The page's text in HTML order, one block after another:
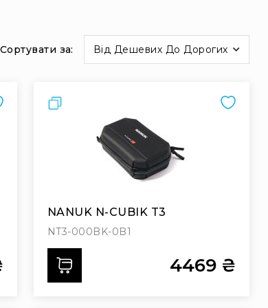
Сортувати за Від Дешевих До Дорогих
Порівняти
NANUK N-CUBIK T3
NT3-000BK-0B1
4469 ₴